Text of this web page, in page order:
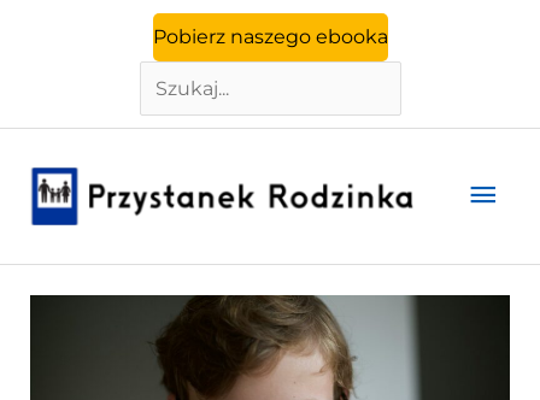
Pobierz naszego ebooka
Szukaj